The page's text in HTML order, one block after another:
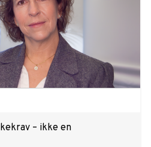
– ikke en